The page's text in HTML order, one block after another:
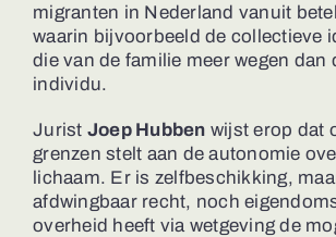
migranten in Nederland vanuit
waarin bijvoorbeeld de collectieve
die van de familie meer wegen dan
individu.
Jurist Joep Hubben wijst erop dat
grenzen stelt aan de autonomie
lichaam. Er is zelfbeschikking,
afdwingbaar recht, noch
overheid heeft via wetgeving de